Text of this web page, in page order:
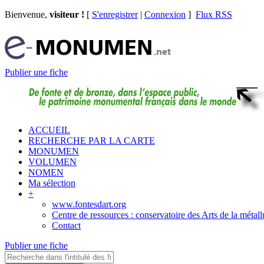
Bienvenue, visiteur ! [ S'enregistrer| Connexion ] Flux RSS
Publier une fiche
ACCUEIL
RECHERCHE PAR LA CARTE
MONUMEN
VOLUMEN
NOMEN
Ma sélection
+
www.fontesdart.org
Centre de ressources : conservatoire des Arts de la
Contact
Publier une fiche